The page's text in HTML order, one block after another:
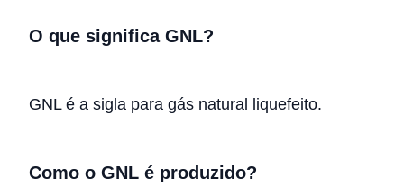
O que significa GNL?
GNL é a sigla para gás natural liquefeito.
Como o GNL é produzido?